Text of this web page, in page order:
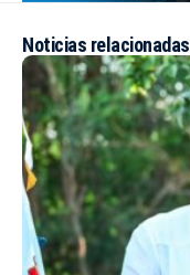
Noticias relacionadas